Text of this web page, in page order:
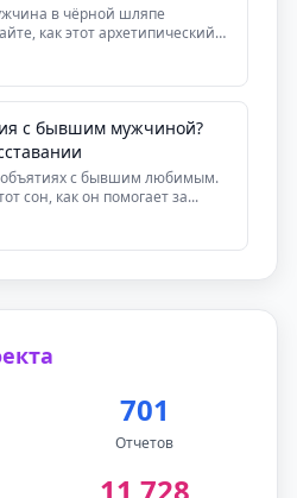
в чёрной шляпе
как этот архетипический
с бывшим мужчиной?
объятиях с бывшим любимым.
сон, как он помогает за...
701
Отчетов